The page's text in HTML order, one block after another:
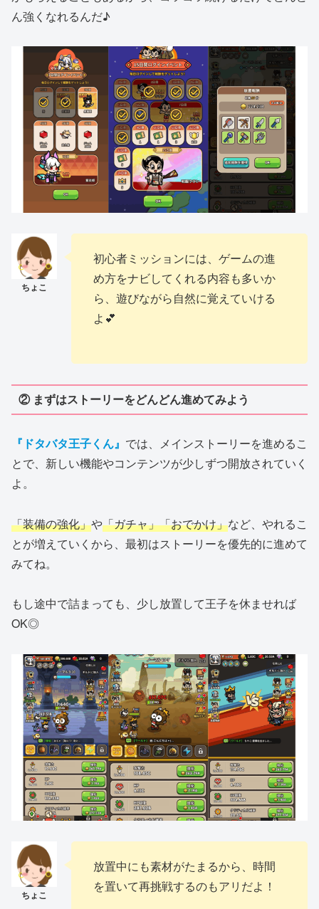
ん強くなれるんだ♪
初心者ミッションには、ゲームの進
め方をナビしてくれる内容も多いか
ら、遊びながら自然に覚えていける
よ💕
② まずはストーリーをどんどん進めてみよう
『ドタバタ王子くん』 では、メインストーリーを進めるこ
とで、新しい機能やコンテンツが少しずつ開放されていく
よ。
「装備の強化」や「ガチャ」「おでかけ」など、やれるこ
とが増えていくから、最初はストーリーを優先的に進めて
みてね。
もし途中で詰まっても、少し放置して王子を休ませれば
OK◎
放置中にも素材がたまるから、時間
を置いて再挑戦するのもアリだよ！